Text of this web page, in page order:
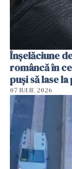
Înșelăciune
româncă în
puși să lase
07 IULIE 2026